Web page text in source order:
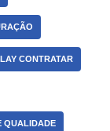
CONTRATAR
QUALIDADE